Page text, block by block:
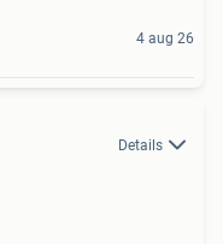
4 aug 26
Details